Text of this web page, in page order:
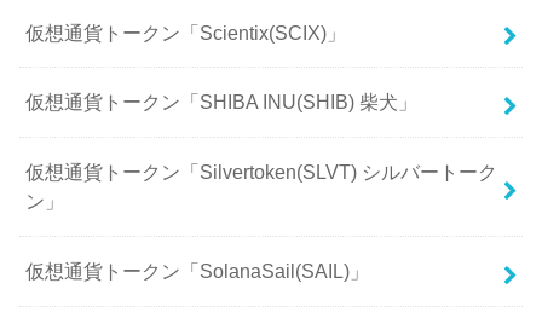
仮想通貨トークン「Scientix(SCIX)」
仮想通貨トークン「SHIBA INU(SHIB) 柴犬」
仮想通貨トークン「Silvertoken(SLVT) シルバートーク
ン」
仮想通貨トークン「SolanaSail(SAIL)」